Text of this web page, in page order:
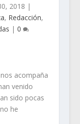
2018 |
, Redacción,
| 0
acompaña
venido
sido pocas
he